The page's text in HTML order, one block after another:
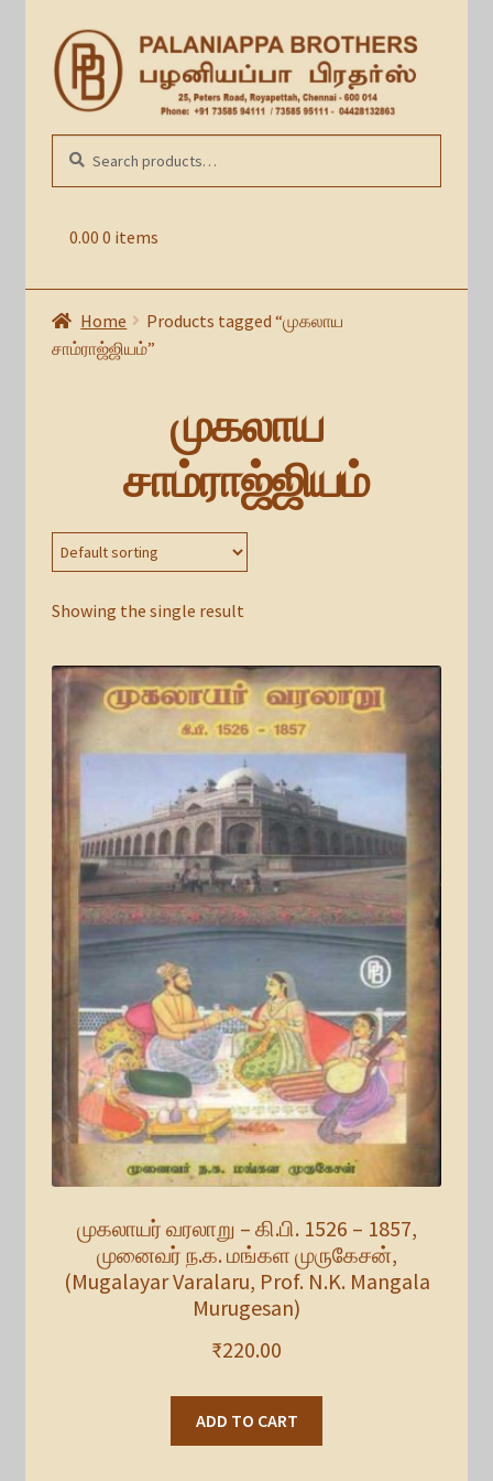
Skip
to
navigation
Skip
to
content
0.00 0 items
for:
Home
Products tagged “முகலாய
சாம்ராஜ்ஜியம்”
முகலாய
சாம்ராஜ்ஜியம்
Showing the single result
முகலாயர் வரலாறு – கி.பி. 1526 – 1857,
முனைவர் ந.க. மங்கள முருகேசன்,
(Mugalayar Varalaru, Prof. N.K. Mangala
Murugesan)
₹220.00
ADD TO CART